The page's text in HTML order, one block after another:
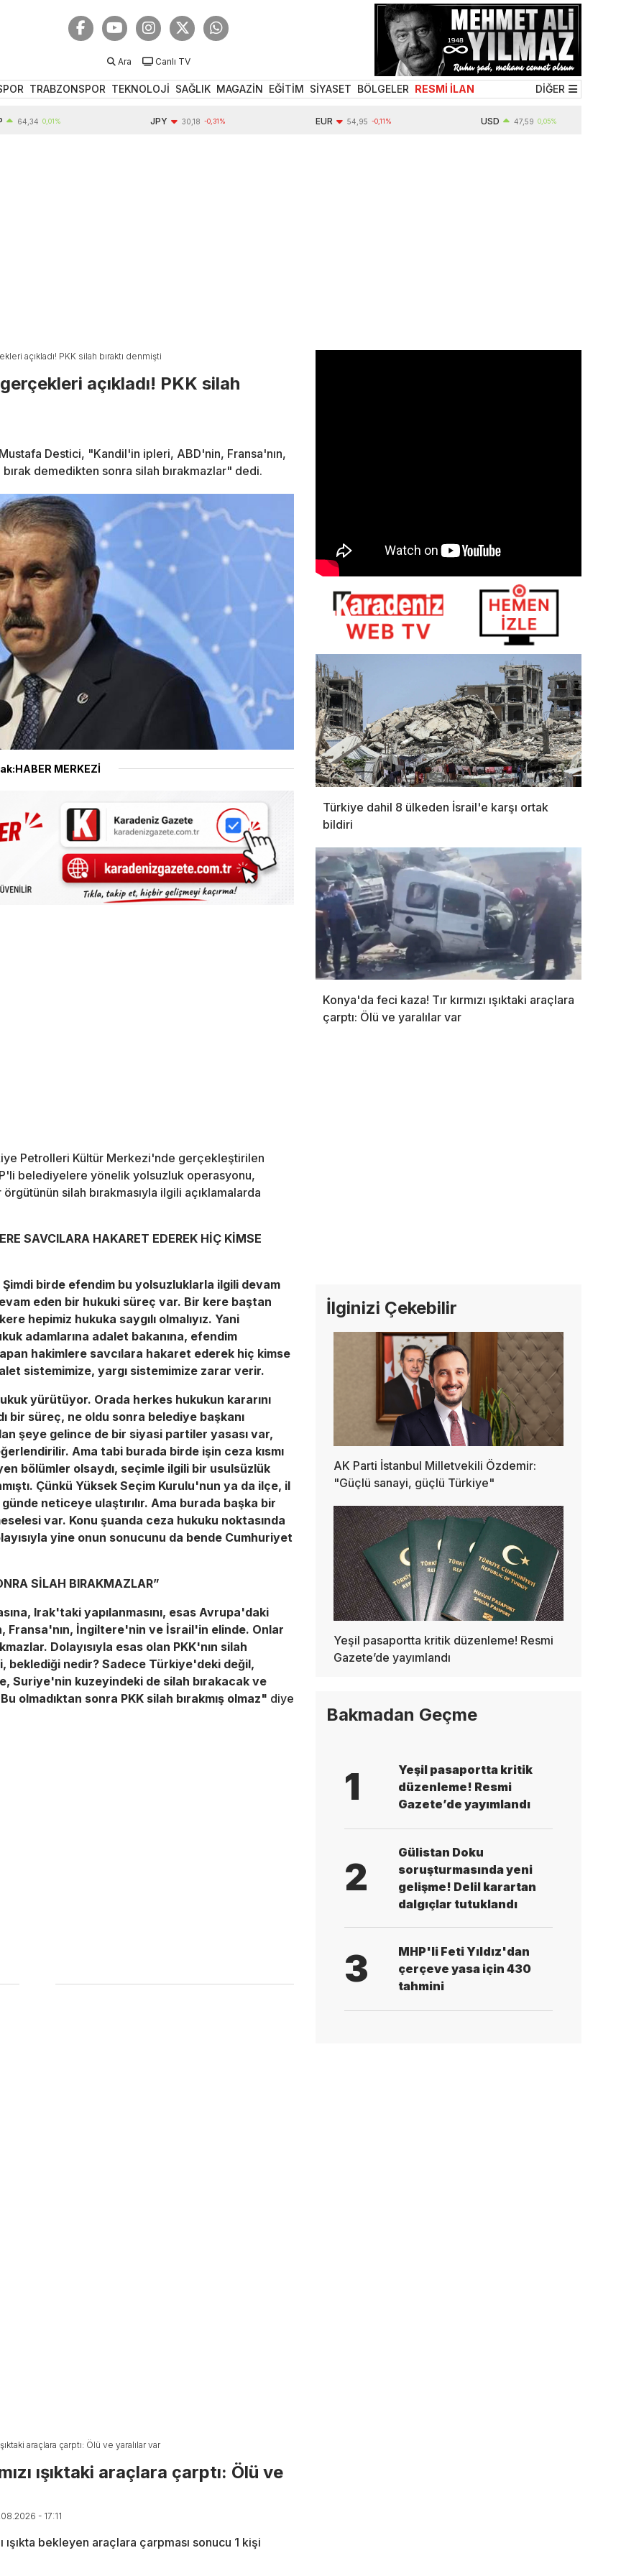
Ara Canlı TV
TRABZONSPOR TEKNOLOJİ SAĞLIK MAGAZİN EĞİTİM SİYASET BÖLGELER RESMİ İLAN DİĞER
0,01% 30,18 -0,31% 54,95 -0,11% 47,59 0,05%
açıkladı! PKK silah bıraktı denmişti
açıkladı! PKK silah
Destici, "Kandil'in ipleri, ABD'nin, Fransa'nın,
demedikten sonra silah bırakmazlar" dedi.
MERKEZİ
Petrolleri Kültür Merkezi'nde gerçekleştirilen
belediyelere yönelik yolsuzluk operasyonu,
silah bırakmasıyla ilgili açıklamalarda
SAVCILARA HAKARET EDEREK HİÇ KİMSE
birde efendim bu yolsuzluklarla ilgili devam
eden bir hukuki süreç var. Bir kere baştan
hepimiz hukuka saygılı olmalıyız. Yani
adamlarına adalet bakanına, efendim
hakimlere savcılara hakaret ederek hiç kimse
sistemimize, yargı sistemimize zarar verir.
yürütüyor. Orada herkes hukukun kararını
bir süreç, ne oldu sonra belediye başkanı
şeye gelince de bir siyasi partiler yasası var,
Ama tabi burada birde işin ceza kısmı
bölümler olsaydı, seçimle ilgili bir usulsüzlük
Çünkü Yüksek Seçim Kurulu'nun ya da ilçe, il
neticeye ulaştırılır. Ama burada başka bir
var. Konu şuanda ceza hukuku noktasında
yine onun sonucunu da bende Cumhuriyet
SİLAH BIRAKMAZLAR”
Irak'taki yapılanmasını, esas Avrupa'daki
Fransa'nın, İngiltere'nin ve İsrail'in elinde. Onlar
Dolayısıyla esas olan PKK'nın silah
beklediği nedir? Sadece Türkiye'deki değil,
Suriye'nin kuzeyindeki de silah bırakacak ve
olmadıktan sonra PKK silah bırakmış olmaz" diye
araçlara çarptı: Ölü ve yaralılar var
ışıktaki araçlara çarptı: Ölü ve
- 17:11
ışıkta bekleyen araçlara çarpması sonucu 1 kişi
Türkiye dahil 8 ülkeden İsrail'e karşı ortak
bildiri
Konya'da feci kaza! Tır kırmızı ışıktaki araçlara
çarptı: Ölü ve yaralılar var
İlginizi Çekebilir
AK Parti İstanbul Milletvekili Özdemir:
"Güçlü sanayi, güçlü Türkiye"
Yeşil pasaportta kritik düzenleme! Resmi
Gazete’de yayımlandı
Bakmadan Geçme
1
Yeşil pasaportta kritik
düzenleme! Resmi
Gazete’de yayımlandı
2
Gülistan Doku
soruşturmasında yeni
gelişme! Delil karartan
dalgıçlar tutuklandı
3
MHP'li Feti Yıldız'dan
çerçeve yasa için 430
tahmini